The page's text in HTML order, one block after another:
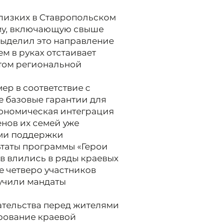
в Ставропольском
включающую свыше
это направление
в руках отстаивает
региональной
в соответствие с
гарантии для
интеграция
их семей уже
поддержки
программы «Герои
влились в ряды краевых
четверо участников
мандаты
перед жителями
краевой